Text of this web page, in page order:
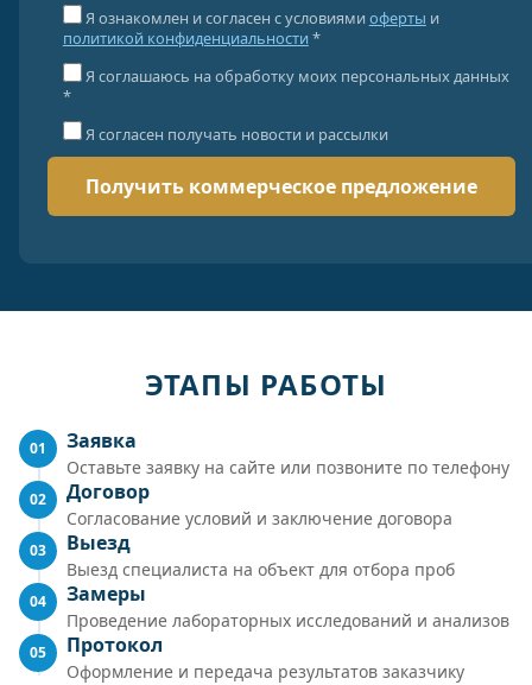
Я ознакомлен и согласен с условиями оферты и
политикой конфиденциальности *
Я соглашаюсь на обработку моих персональных данных
*
Я согласен получать новости и рассылки
ЭТАПЫ РАБОТЫ
01 Заявка
Оставьте заявку на сайте или позвоните по телефону
02 Договор
Согласование условий и заключение договора
03 Выезд
Выезд специалиста на объект для отбора проб
04 Замеры
Проведение лабораторных исследований и анализов
05 Протокол
Оформление и передача результатов заказчику